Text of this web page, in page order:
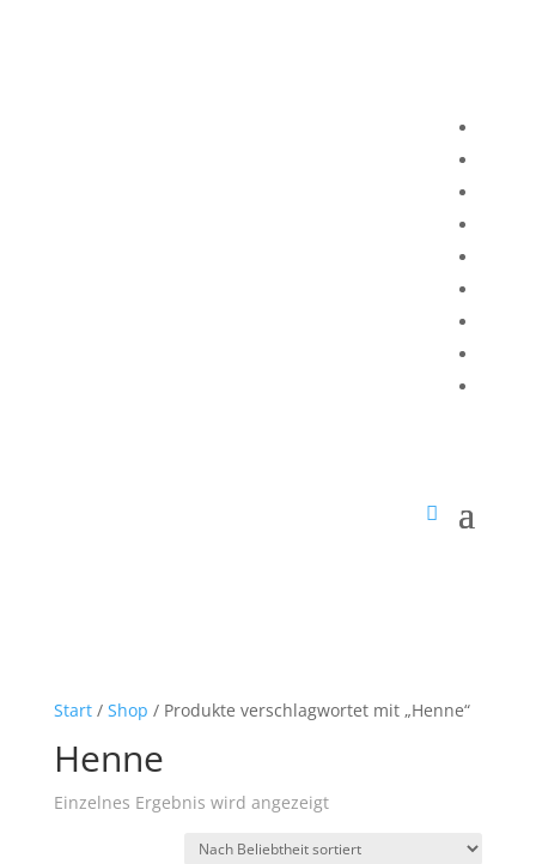
Start/ Shop / Produkte verschlagwortet mit „Henne“
Henne
Einzelnes Ergebnis wird angezeigt